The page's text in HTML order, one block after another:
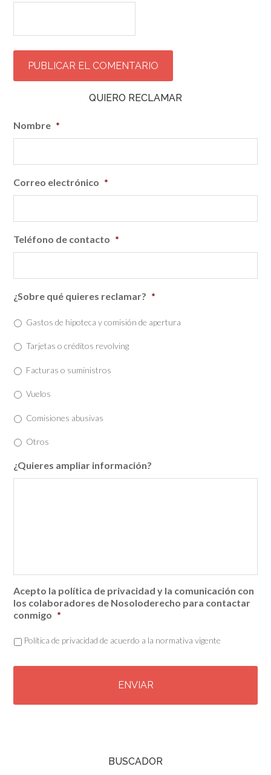
QUIERO RECLAMAR
Nombre *
Correo electrónico *
Teléfono de contacto *
¿Sobre qué quieres reclamar? *
Gastos de hipoteca y comisión de apertura
Tarjetas o créditos revolving
Facturas o suministros
Vuelos
Comisiones abusivas
Otros
¿Quieres ampliar información?
Acepto la política de privacidad y la comunicación con
los colaboradores de Nosoloderecho para contactar
conmigo *
Política de privacidad de acuerdo a la normativa vigente
BUSCADOR